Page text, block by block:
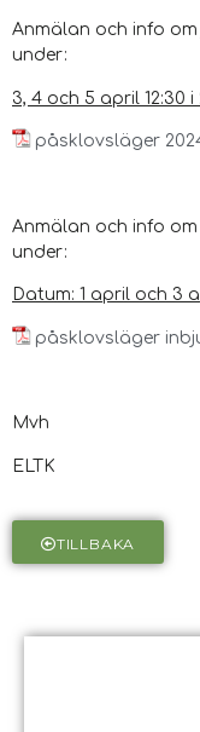
Anmälan och info om
under:
3, 4 och 5 april 12:30 i
påsklovsläger
Anmälan och info om
under:
Datum: 1 april och 3
påsklovsläger
Mvh
ELTK
TILLBAKA